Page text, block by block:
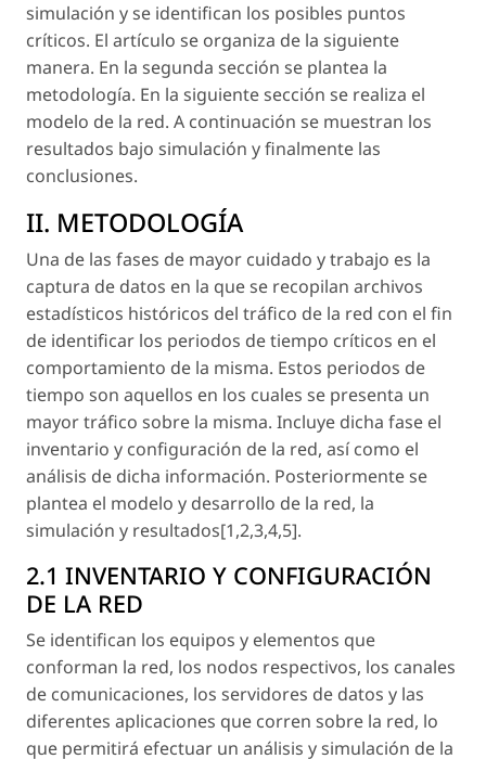
simulación y se identifican los posibles puntos
críticos. El artículo se organiza de la siguiente
manera. En la segunda sección se plantea la
metodología. En la siguiente sección se realiza el
modelo de la red. A continuación se muestran los
resultados bajo simulación y finalmente las
conclusiones.
II. METODOLOGÍA
Una de las fases de mayor cuidado y trabajo es la
captura de datos en la que se recopilan archivos
estadísticos históricos del tráfico de la red con el fin
de identificar los periodos de tiempo críticos en el
comportamiento de la misma. Estos periodos de
tiempo son aquellos en los cuales se presenta un
mayor tráfico sobre la misma. Incluye dicha fase el
inventario y configuración de la red, así como el
análisis de dicha información. Posteriormente se
plantea el modelo y desarrollo de la red, la
simulación y resultados[1,2,3,4,5].
2.1 INVENTARIO Y CONFIGURACIÓN
DE LA RED
Se identifican los equipos y elementos que
conforman la red, los nodos respectivos, los canales
de comunicaciones, los servidores de datos y las
diferentes aplicaciones que corren sobre la red, lo
que permitirá efectuar un análisis y simulación de la